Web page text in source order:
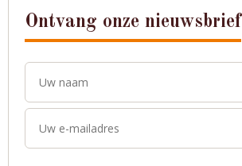
Ontvang onze nieuwsbrief